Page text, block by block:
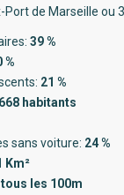
Port de Marseille ou
39 %
%
21 %
habitants
sans voiture: 24 %
Km²
tous les 100m